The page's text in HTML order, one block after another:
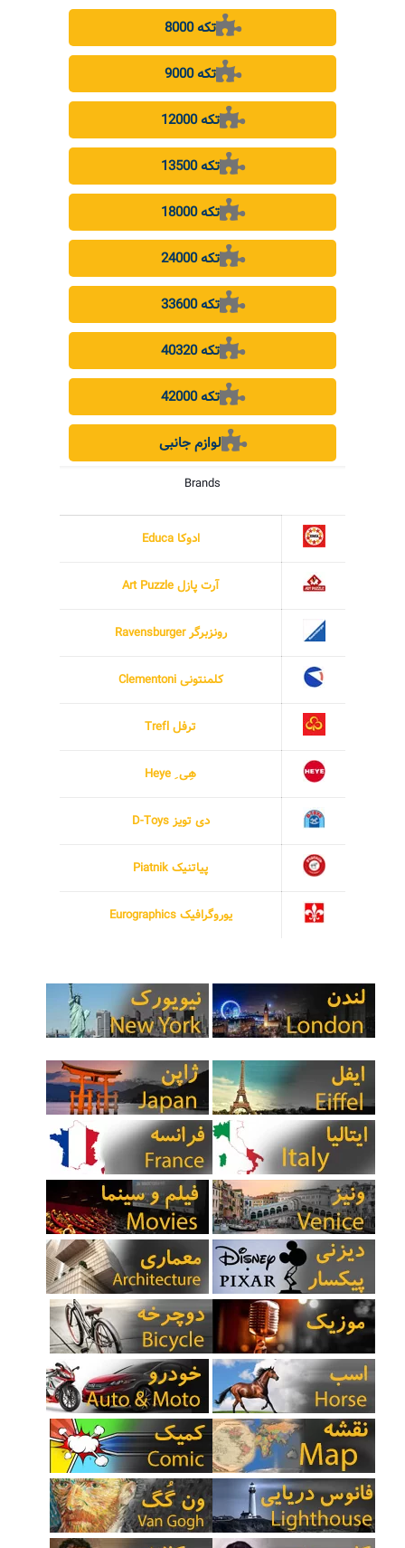
8000 تکه
9000 تکه
12000 تکه
13500 تکه
18000 تکه
24000 تکه
33600 تکه
40320 تکه
42000 تکه
لوازم جانبی
Brands
ادوکا Educa
آرت پازل Art Puzzle
رونزبرگر Ravensburger
کلمنتونی Clementoni
ترفل Trefl
هِی ِ Heye
دی تویز D-Toys
پیاتنیک Piatnik
یوروگرافیک Eurographics